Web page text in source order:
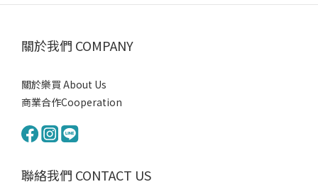
關於我們 COMPANY
關於樂買 About Us
商業合作Cooperation
聯絡我們 CONTACT US